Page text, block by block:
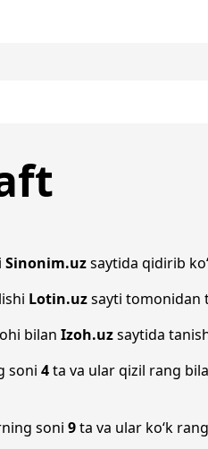
Sinonim.uzsaytida qidirib
Lotin.uzsayti tomonidan
bilan Izoh.uzsaytida
soni 4ta va ular qizil rang
soni 9ta va ular ko‘k